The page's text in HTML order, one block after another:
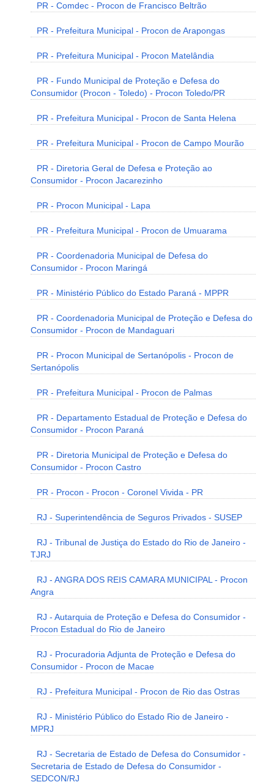
PR - Comdec - Procon de Francisco Beltrão
PR - Prefeitura Municipal - Procon de Arapongas
PR - Prefeitura Municipal - Procon Matelândia
PR - Fundo Municipal de Proteção e Defesa do
Consumidor (Procon - Toledo) - Procon Toledo/PR
PR - Prefeitura Municipal - Procon de Santa Helena
PR - Prefeitura Municipal - Procon de Campo Mourão
PR - Diretoria Geral de Defesa e Proteção ao
Consumidor - Procon Jacarezinho
PR - Procon Municipal - Lapa
PR - Prefeitura Municipal - Procon de Umuarama
PR - Coordenadoria Municipal de Defesa do
Consumidor - Procon Maringá
PR - Ministério Público do Estado Paraná - MPPR
PR - Coordenadoria Municipal de Proteção e Defesa do
Consumidor - Procon de Mandaguari
PR - Procon Municipal de Sertanópolis - Procon de
Sertanópolis
PR - Prefeitura Municipal - Procon de Palmas
PR - Departamento Estadual de Proteção e Defesa do
Consumidor - Procon Paraná
PR - Diretoria Municipal de Proteção e Defesa do
Consumidor - Procon Castro
PR - Procon - Procon - Coronel Vivida - PR
RJ - Superintendência de Seguros Privados - SUSEP
RJ - Tribunal de Justiça do Estado do Rio de Janeiro -
TJRJ
RJ - ANGRA DOS REIS CAMARA MUNICIPAL - Procon
Angra
RJ - Autarquia de Proteção e Defesa do Consumidor -
Procon Estadual do Rio de Janeiro
RJ - Procuradoria Adjunta de Proteção e Defesa do
Consumidor - Procon de Macae
RJ - Prefeitura Municipal - Procon de Rio das Ostras
RJ - Ministério Público do Estado Rio de Janeiro -
MPRJ
RJ - Secretaria de Estado de Defesa do Consumidor -
Secretaria de Estado de Defesa do Consumidor -
SEDCON/RJ